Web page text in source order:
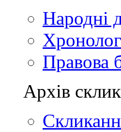
Народні
Правова
Архів